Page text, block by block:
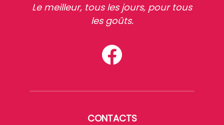
Le meilleur, tous les jours, pour tous
les goûts.
CONTACTS